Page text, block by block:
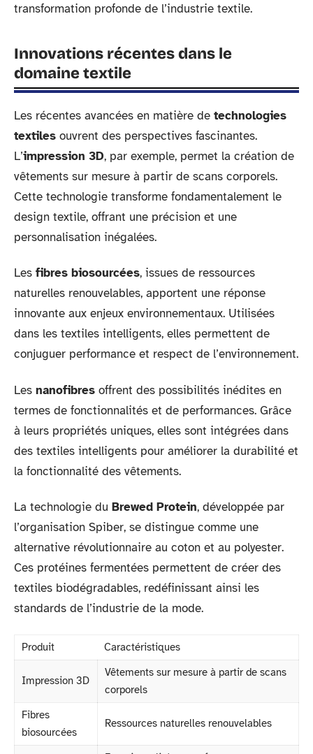
transformation profonde de l’industrie textile.
Innovations récentes dans le
domaine textile
Les récentes avancées en matière de technologies
textiles ouvrent des perspectives fascinantes.
L’impression 3D, par exemple, permet la création de
vêtements sur mesure à partir de scans corporels.
Cette technologie transforme fondamentalement le
design textile, offrant une précision et une
personnalisation inégalées.
Les fibres biosourcées, issues de ressources
naturelles renouvelables, apportent une réponse
innovante aux enjeux environnementaux. Utilisées
dans les textiles intelligents, elles permettent de
conjuguer performance et respect de l’environnement.
Les nanofibres offrent des possibilités inédites en
termes de fonctionnalités et de performances. Grâce
à leurs propriétés uniques, elles sont intégrées dans
des textiles intelligents pour améliorer la durabilité et
la fonctionnalité des vêtements.
La technologie du Brewed Protein, développée par
l’organisation Spiber, se distingue comme une
alternative révolutionnaire au coton et au polyester.
Ces protéines fermentées permettent de créer des
textiles biodégradables, redéfinissant ainsi les
standards de l’industrie de la mode.
Produit Caractéristiques
Impression 3D
Vêtements sur mesure à partir de scans
corporels
Fibres
biosourcées
Ressources naturelles renouvelables